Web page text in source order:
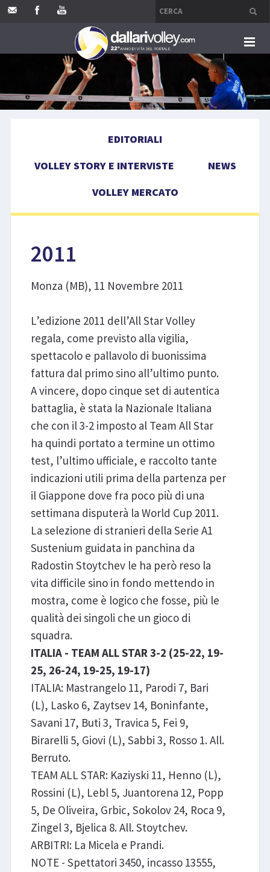
HOME
LIBRI
EDITORIALI
VOLLEY STORY E INTERVISTE
NEWS
VOLLEY MERCATO
2011
Monza (MB), 11 Novembre 2011
L’edizione 2011 dell’All Star Volley
regala, come previsto alla vigilia,
spettacolo e pallavolo di buonissima
fattura dal primo sino all’ultimo punto.
A vincere, dopo cinque set di autentica
battaglia, è stata la Nazionale Italiana
che con il 3-2 imposto al Team All Star
ha quindi portato a termine un ottimo
test, l’ultimo ufficiale, e raccolto tante
indicazioni utili prima della partenza per
il Giappone dove fra poco più di una
settimana disputerà la World Cup 2011.
La selezione di stranieri della Serie A1
Sustenium guidata in panchina da
Radostin Stoytchev le ha però reso la
vita difficile sino in fondo mettendo in
mostra, come è logico che fosse, più le
qualità dei singoli che un gioco di
squadra.
ITALIA - TEAM ALL STAR 3-2 (25-22, 19-
25, 26-24, 19-25, 19-17)
ITALIA: Mastrangelo 11, Parodi 7, Bari
(L), Lasko 6, Zaytsev 14, Boninfante,
Savani 17, Buti 3, Travica 5, Fei 9,
Birarelli 5, Giovi (L), Sabbi 3, Rosso 1. All.
Berruto.
TEAM ALL STAR: Kaziyski 11, Henno (L),
Rossini (L), Lebl 5, Juantorena 12, Popp
5, De Oliveira, Grbic, Sokolov 24, Roca 9,
Zingel 3, Bjelica 8. All. Stoytchev.
ARBITRI: La Micela e Prandi.
NOTE - Spettatori 3450, incasso 13555,